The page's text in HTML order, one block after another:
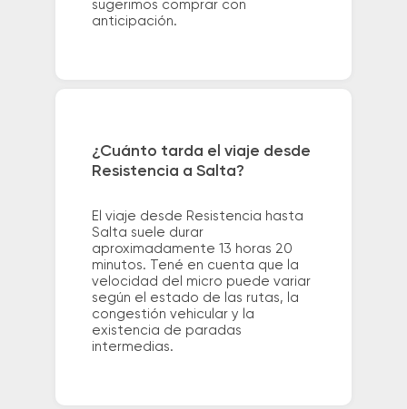
sugerimos comprar con
anticipación.
¿Cuánto tarda el viaje desde
Resistencia a Salta?
El viaje desde Resistencia hasta
Salta suele durar
aproximadamente 13 horas 20
minutos. Tené en cuenta que la
velocidad del micro puede variar
según el estado de las rutas, la
congestión vehicular y la
existencia de paradas
intermedias.